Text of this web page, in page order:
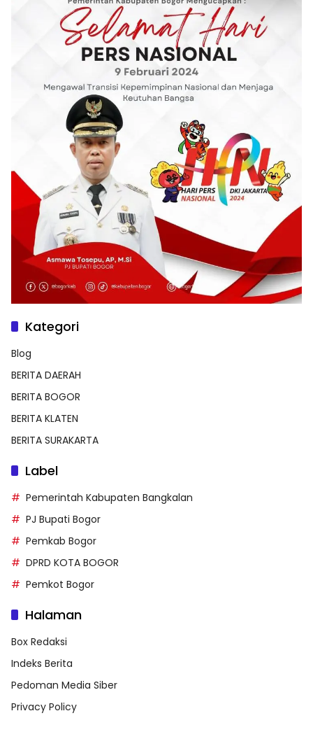
Kategori
Blog
BERITA DAERAH
BERITA BOGOR
BERITA KLATEN
BERITA SURAKARTA
Label
Pemerintah Kabupaten Bangkalan
PJ Bupati Bogor
Pemkab Bogor
DPRD KOTA BOGOR
Pemkot Bogor
Halaman
Box Redaksi
Indeks Berita
Pedoman Media Siber
Privacy Policy